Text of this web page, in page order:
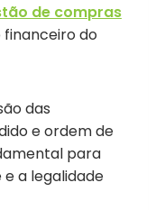
de compras
do
das
e ordem de
para
a legalidade